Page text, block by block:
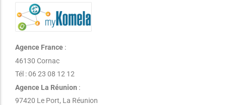
Agence France :
46130 Cornac
Tél : 06 23 08 12 12
Agence La Réunion :
97420 Le Port, La Réunion